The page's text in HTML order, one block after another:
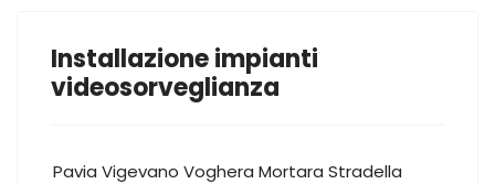
Installazione impianti
videosorveglianza
Pavia Vigevano Voghera Mortara Stradella